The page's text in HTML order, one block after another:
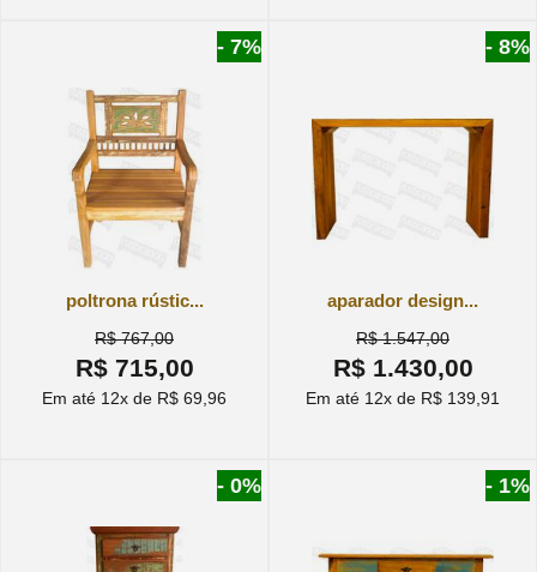
poltrona rústic...
R$ 767,00
R$ 715,00
Em até 12x de R$ 69,96
- 7%
aparador design...
R$ 1.547,00
R$ 1.430,00
Em até 12x de R$ 139,91
- 8%
- 0% - 1%